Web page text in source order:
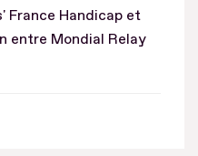
France Handicap et
entre Mondial Relay